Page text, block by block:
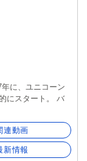
に、ユニコーン
にスタート。 バ
連動画
新情報